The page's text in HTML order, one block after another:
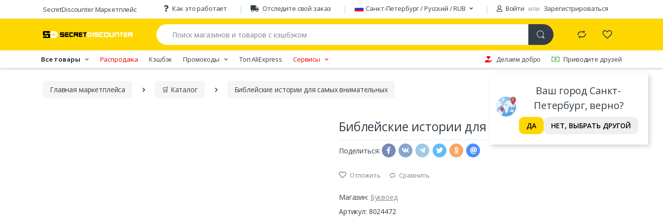
SecretDiscounter Маркетплейс Как это работает Отследите свой заказ Санкт-Петербург / Русский / RUB Войти или Зарегистрироваться
Ваш город Санкт-
Петербург, верно?
ДА НЕТ, ВЫБРАТЬ ДРУГОЙ
Все товары Распродажа Кэшбэк Промокоды Tоп AliExpress Сервисы Делаем добро Приводите друзей
Главная марĸетплейса 🛒 Каталог Библейские истории для самых внимательных
Библейские истории для самых внимательных
Поделиться:
Отложить Сравнить
Магазин: Буквоед
Артикул: 8024472